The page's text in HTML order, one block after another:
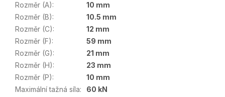
Rozměr (A):
10 mm
Rozměr (B):
10.5 mm
Rozměr (C):
12 mm
Rozměr (F):
59 mm
Rozměr (G):
21 mm
Rozměr (H):
23 mm
Rozměr (P):
10 mm
Maximální tažná síla:
60 kN